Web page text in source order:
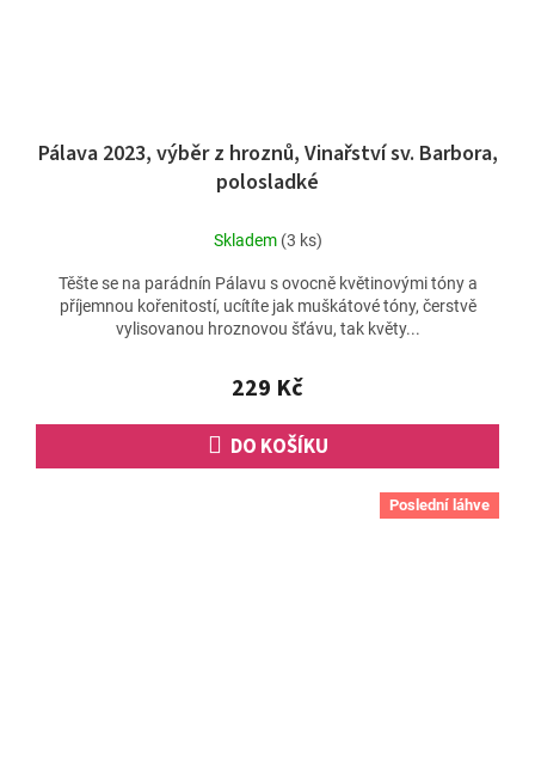
Pálava 2023, výběr z hroznů, Vinařství sv. Barbora,
polosladké
Skladem (3 ks)
229 Kč
DO KOŠÍKU
Těšte se na parádnín Pálavu s ovocně květinovými tóny a
příjemnou kořenitostí, ucítíte jak muškátové tóny, čerstvě
vylisovanou hroznovou šťávu, tak květy...
Poslední láhve